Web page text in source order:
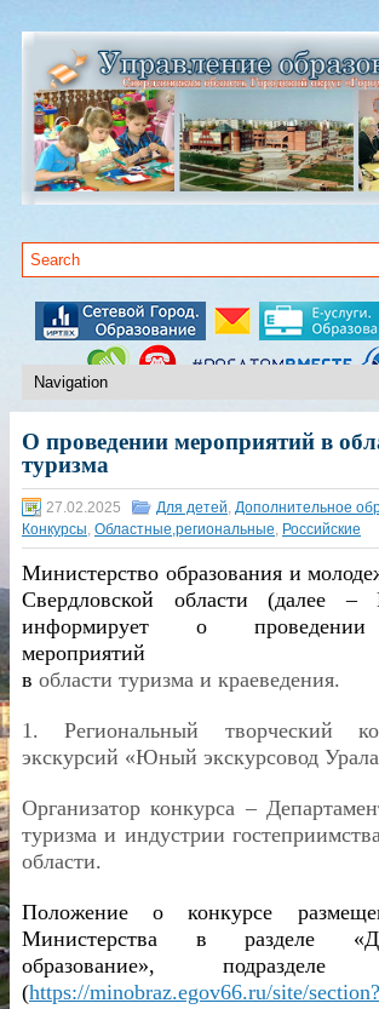
О проведении мероприятий в
туризма
27.02.2025 Для детей, Дополнительное
Конкурсы, Областные,региональные, Российские
Министерство образования и
Свердловской области (далее –
информирует о
мероприятий
в области туризма и краеведения.
1. Региональный творческий
экскурсий «Юный экскурсовод
Организатор конкурса –
туризма и индустрии
области.
Положение о конкурсе
Министерства в разделе
образование», подразделе
(https://minobraz.egov66.ru/site/